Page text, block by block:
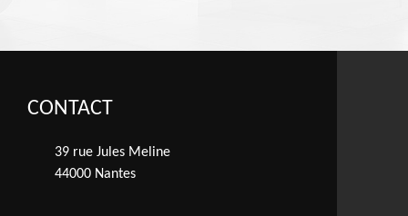
CONTACT
39 rue Jules Meline
44000 Nantes